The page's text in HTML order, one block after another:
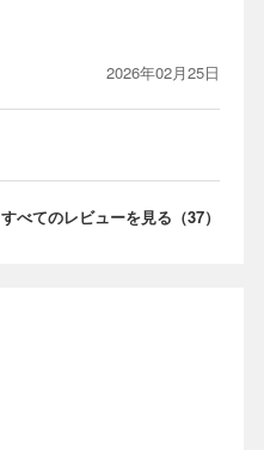
2026年02月25日
すべてのレビューを見る（37）